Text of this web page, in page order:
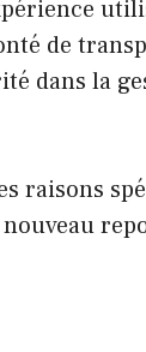
de
dans la
raisons